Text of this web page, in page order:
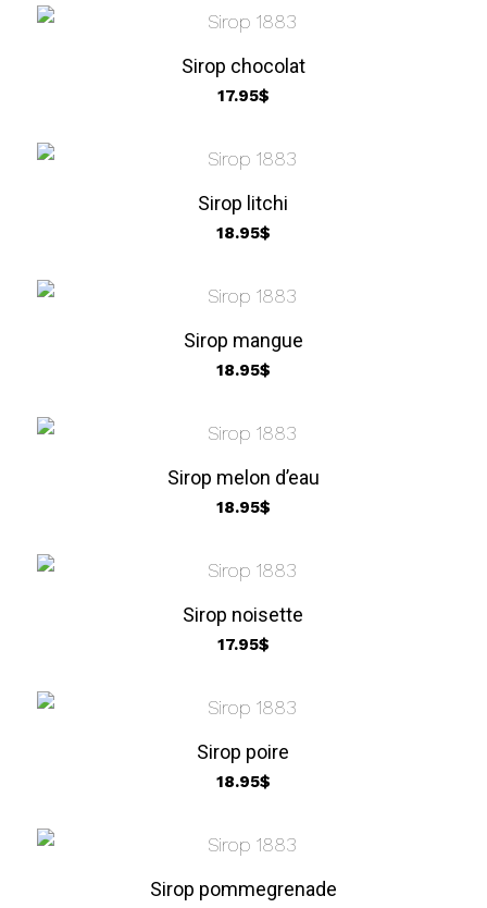
Sirop chocolat
17.95$
Sirop litchi
18.95$
Sirop mangue
18.95$
Sirop melon d’eau
18.95$
Sirop noisette
17.95$
Sirop poire
18.95$
Sirop pommegrenade